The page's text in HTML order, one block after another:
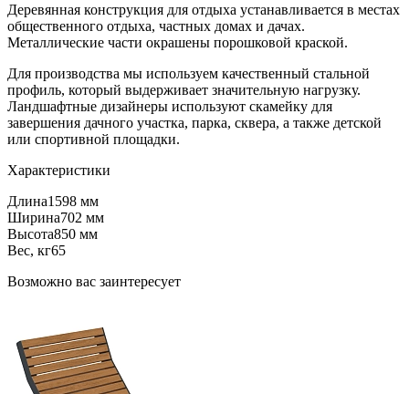
Деревянная конструкция для отдыха устанавливается в местах
общественного отдыха, частных домах и дачах.
Металлические части окрашены порошковой краской.
Для производства мы используем качественный стальной
профиль, который выдерживает значительную нагрузку.
Ландшафтные дизайнеры используют скамейку для
завершения дачного участка, парка, сквера, а также детской
или спортивной площадки.
Характеристики
Длина1598 мм
Ширина702 мм
Высота850 мм
Вес, кг65
Возможно вас заинтересует